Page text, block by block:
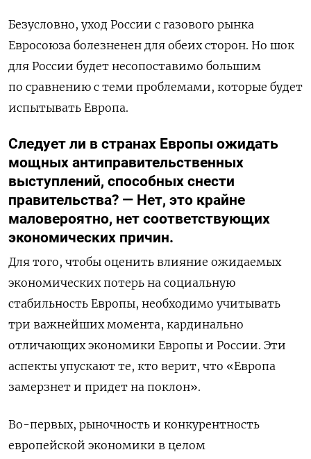
Безусловно, уход России с газового рынка
Евросоюза болезненен для обеих сторон. Но шок
для России будет несопоставимо большим
по сравнению с теми проблемами, которые будет
испытывать Европа.
Следует ли в странах Европы ожидать
мощных антиправительственных
выступлений, способных снести
правительства? — Нет, это крайне
маловероятно, нет соответствующих
экономических причин.
Для того, чтобы оценить влияние ожидаемых
экономических потерь на социальную
стабильность Европы, необходимо учитывать
три важнейших момента, кардинально
отличающих экономики Европы и России. Эти
аспекты упускают те, кто верит, что «Европа
замерзнет и придет на поклон».
Во-первых, рыночность и конкурентность
европейской экономики в целом